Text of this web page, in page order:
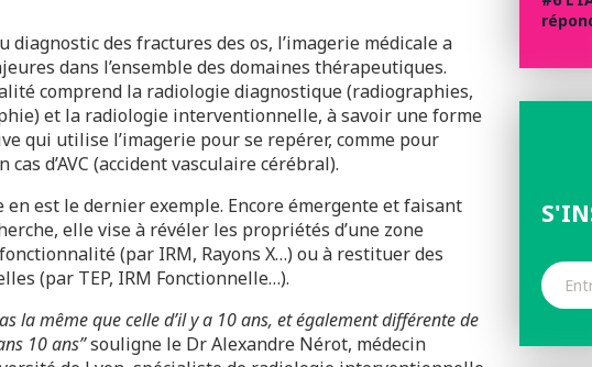
des fractures des os, l’imagerie médicale a
dans l’ensemble des domaines thérapeutiques.
comprend la radiologie diagnostique (radiographies,
et la radiologie interventionnelle, à savoir une forme
qui utilise l’imagerie pour se repérer, comme pour
d’AVC (accident vasculaire cérébral).
en est le dernier exemple. Encore émergente et faisant
elle vise à révéler les propriétés d’une zone
(par IRM, Rayons X…) ou à restituer des
(par TEP, IRM Fonctionnelle…).
la même que celle d’il y a 10 ans, et également différente de
10 ans”souligne le Dr Alexandre Nérot, médecin